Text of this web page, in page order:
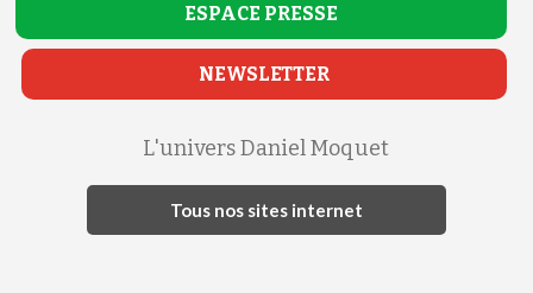
ESPACE PRESSE
NEWSLETTER
L'univers Daniel Moquet
Tous nos sites internet